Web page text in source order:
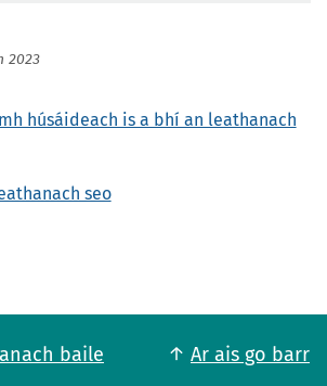
2023
húsáideach is a bhí an leathanach
seo
baile Ar ais go barr